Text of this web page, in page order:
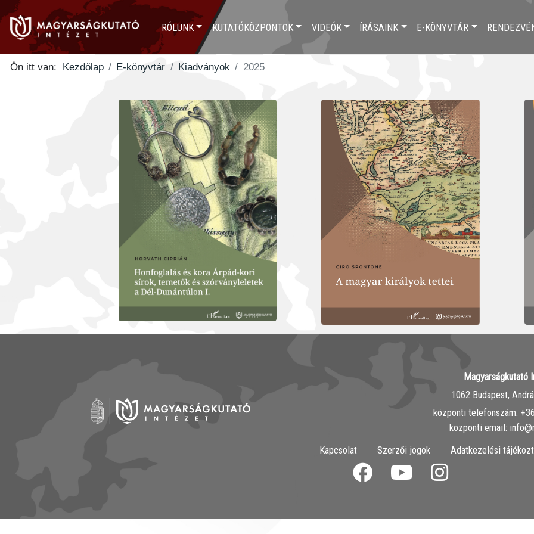
RÓLUNK KUTATÓKÖZPONTOK VIDEÓK ÍRÁSAINK E-KÖNYVTÁR
Ön itt van:
Kezdőlap E-könyvtár Kiadványok 2025
Magyarságkutató
1062 Budapest,
központi telefonszám:
központi email:
Kapcsolat Szerzői jogok Adatkezelési